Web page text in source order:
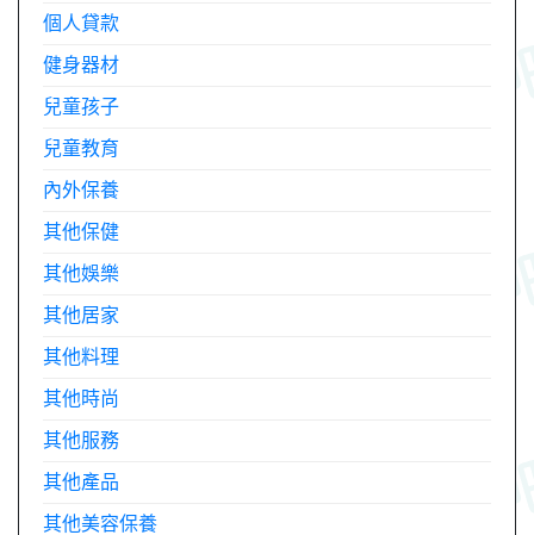
個人貸款
健身器材
兒童孩子
兒童教育
內外保養
其他保健
其他娛樂
其他居家
其他料理
其他時尚
其他服務
其他產品
其他美容保養